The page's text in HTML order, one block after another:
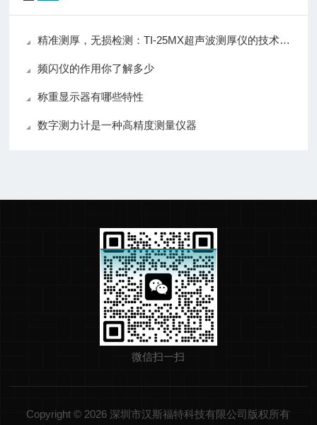
精准测厚，无损检测：TI-25MX超声波测厚仪的技术特点与应用场景
频闪仪的作用你了解多少
称重显示器有哪些特性
数字测力计是一种高精度测量仪器
微信扫一扫
Copyright © 2026 深圳市汉斯福特科技有限公司版权所有